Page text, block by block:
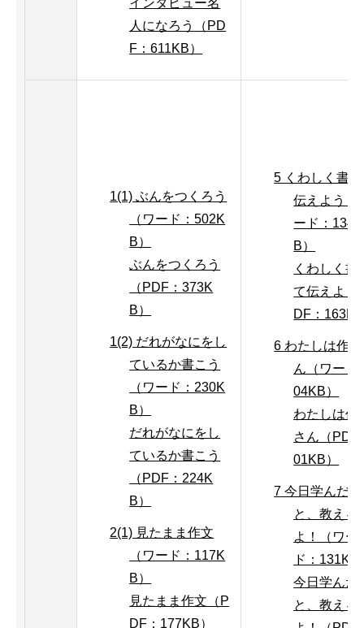
インタビュー名
人になろう（PD
F：611KB）
1(1) ぶんをつくろう
（ワード：502K
B）
ぶんをつくろう
（PDF：373K
B）
1(2) だれがなにをし
ているか書こう
（ワード：230K
B）
だれがなにをし
ているか書こう
（PDF：224K
B）
2(1) 見たまま作文
（ワード：117K
B）
見たまま作文（P
DF：177KB）
5 くわしく書
伝えよう（
ード：134K
B）
くわしく書
て伝えよう
DF：
6 わたしは作
ん（ワード
04KB）
わたしは作
さん（PDF
01KB）
7 今日学んだこ
と、教える
よ！（ワー
ド：131KB
今日学んだ
と、教える